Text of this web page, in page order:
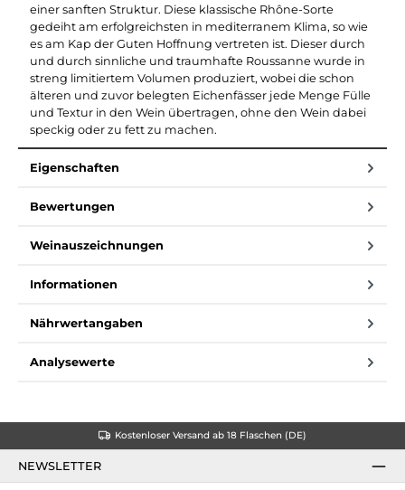
einer sanften Struktur. Diese klassische Rhône-Sorte
gedeiht am erfolgreichsten in mediterranem Klima, so wie
es am Kap der Guten Hoffnung vertreten ist. Dieser durch
und durch sinnliche und traumhafte Roussanne wurde in
streng limitiertem Volumen produziert, wobei die schon
älteren und zuvor belegten Eichenfässer jede Menge Fülle
und Textur in den Wein übertragen, ohne den Wein dabei
speckig oder zu fett zu machen.
Eigenschaften
Bewertungen
Weinauszeichnungen
Informationen
Nährwertangaben
Analysewerte
Kostenloser Versand ab 18 Flaschen (DE)
NEWSLETTER